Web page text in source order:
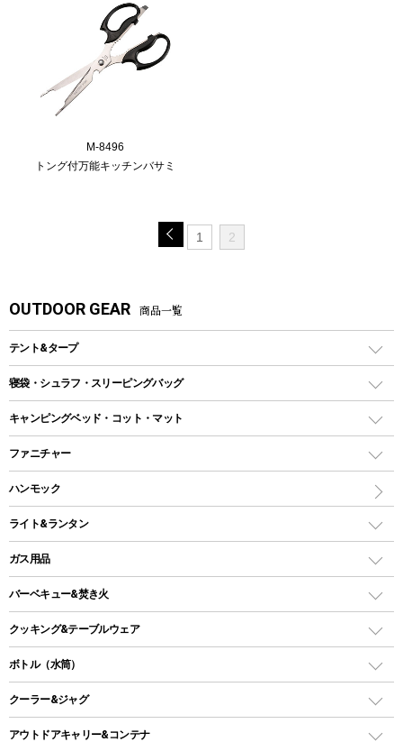
M-8496
トング付万能キッチンバサミ
1 2
OUTDOOR GEAR 商品一覧
テント&タープ
テント
ツールームテント
ワンポールテント
シェルターテント
ロッジ型・オリジナルテント
タープ
スクエアタープ（レクタタープ）
メッシュタープ
自立式タープ
寝袋・シュラフ・スリーピングバッグ
レクタングラー型（封筒型）シュラフ
インナーシュラフ
キャンピングベッド・コット・マット
キャンピングベッド・コット
インフレータブルマット
ファニチャー
アウトドアテーブル
レジャーシート
ハンモック
ライト&ランタン
LEDランタン
オイルランタン
LEDライト
ヘッドライト
キャンドル
ガス用品
ガスバーナー
ガス缶
ガストーチ、ライター
バーベキュー&焚き火
バーベキューコンロ、グリル
焚き火台タイプ（ロースタイル）グリル
卓上タイプグリル
パーティータイプグリル
クッキング&テーブルウェア
ダッチオーブン
ホットサンドメーカー
ボトル（水筒）
ステンレスボトル
クーラー&ジャグ
クーラーボックス
アウトドアキャリー&コンテナ